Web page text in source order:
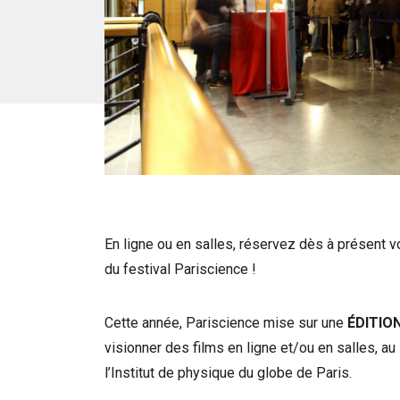
En ligne ou en salles, réservez dès à présent
du festival Pariscience !
Cette année, Pariscience mise sur une
visionner des films en ligne et/ou en salles, au
l’Institut de physique du globe de Paris.